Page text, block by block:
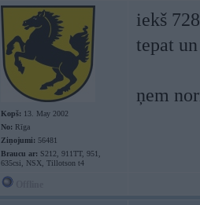
Kopš: 13. May 2002
No: Rīga
Ziņojumi: 56481
Braucu ar: S212, 911TT, 951,
635csi, NSX, Tillotson t4
iekš
tepat
ņem